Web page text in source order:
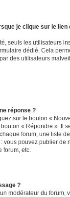
je clique sur le
seuls les utilisateurs
dédié. Cela
des utilisateurs
réponse ?
sur le bouton «
« Répondre ». Il
forum, une liste
vous pouvez publier de
forum, etc.
?
modérateur du forum,